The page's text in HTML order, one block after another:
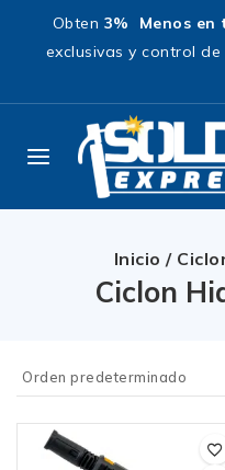
Obten 3% Menos en
exclusivas y control
Inicio /
Ciclon